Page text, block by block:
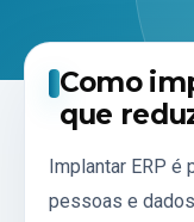
Como
que
Implantar ERP é
pessoas e